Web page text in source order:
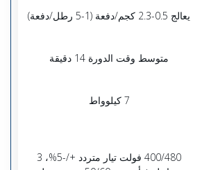
يعالج 0.5-2.3 كجم/دفعة (1-5 رطل/دفعة)
متوسط وقت الدورة 14 دقيقة
7 كيلوواط
400/480 فولت تيار متردد +/-5%، 3